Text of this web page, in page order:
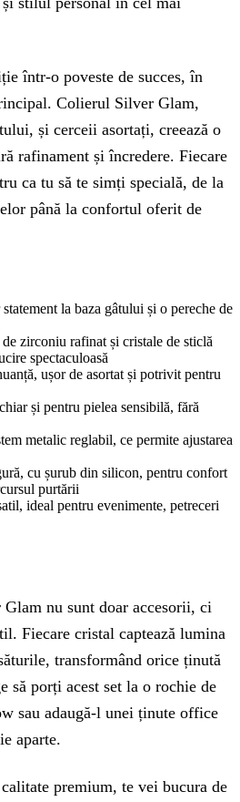
într-o poveste de succes, în
Colierul Silver Glam,
și cerceii asortați, creează o
rafinament și încredere. Fiecare
ca tu să te simți specială, de la
până la confortul oferit de
la baza gâtului și o pereche de
zirconiu rafinat și cristale de sticlă
spectaculoasă
ușor de asortat și potrivit pentru
și pentru pielea sensibilă, fără
metalic reglabil, ce permite ajustarea
cu șurub din silicon, pentru confort
purtării
ideal pentru evenimente, petreceri
nu sunt doar accesorii, ci
Fiecare cristal captează lumina
transformând orice ținută
să porți acest set la o rochie de
sau adaugă-l unei ținute office
aparte.
premium, te vei bucura de